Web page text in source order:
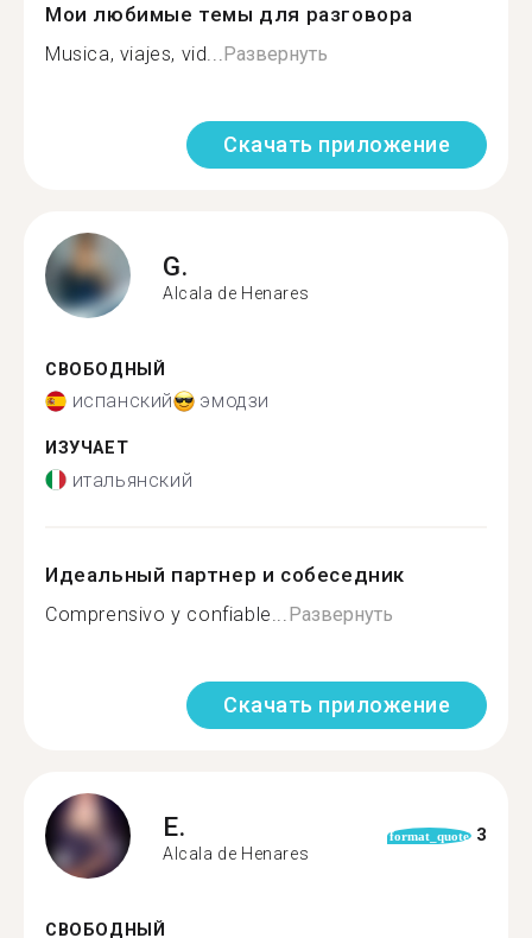
Мои любимые темы для разговора
Musica, viajes, vid... Развернуть
Скачать приложение
G.
Alcala de Henares
СВОБОДНЫЙ
испанский эмодзи
ИЗУЧАЕТ
итальянский
Идеальный партнер и собеседник
Comprensivo y confiable... Развернуть
Скачать приложение
E.
Alcala de Henares
format_quote 3
СВОБОДНЫЙ